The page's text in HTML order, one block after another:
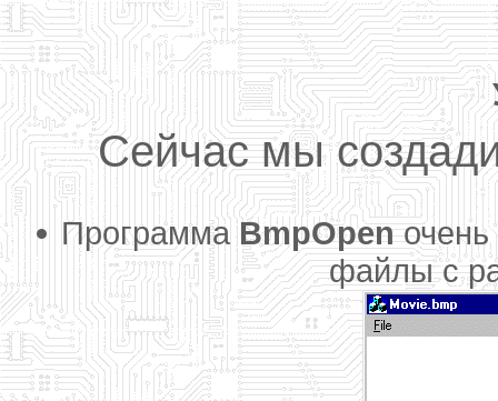
Сейчас мы
ПрограммаBmpOpenочень
файлы с